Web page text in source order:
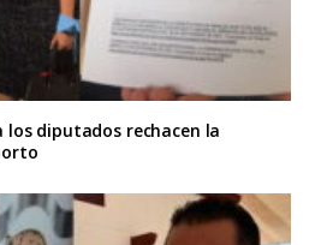
los diputados rechacen la